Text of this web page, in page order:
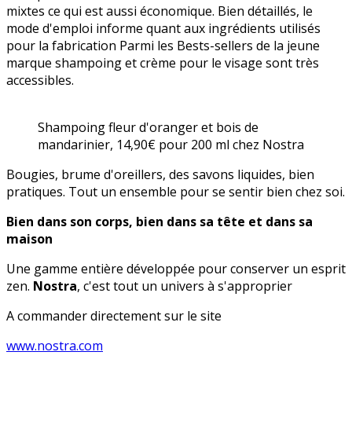
mixtes ce qui est aussi économique. Bien détaillés, le
mode d'emploi informe quant aux ingrédients utilisés
pour la fabrication Parmi les Bests-sellers de la jeune
marque shampoing et crème pour le visage sont très
accessibles.
Shampoing fleur d'oranger et bois de
mandarinier, 14,90€ pour 200 ml chez Nostra
Bougies, brume d'oreillers, des savons liquides, bien
pratiques. Tout un ensemble pour se sentir bien chez soi.
Bien dans son corps, bien dans sa tête et dans sa
maison
Une gamme entière développée pour conserver un esprit
zen. Nostra, c'est tout un univers à s'approprier
A commander directement sur le site
www.nostra.com